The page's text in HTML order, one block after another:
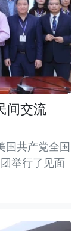
间交流
国共产党全国
举行了见面